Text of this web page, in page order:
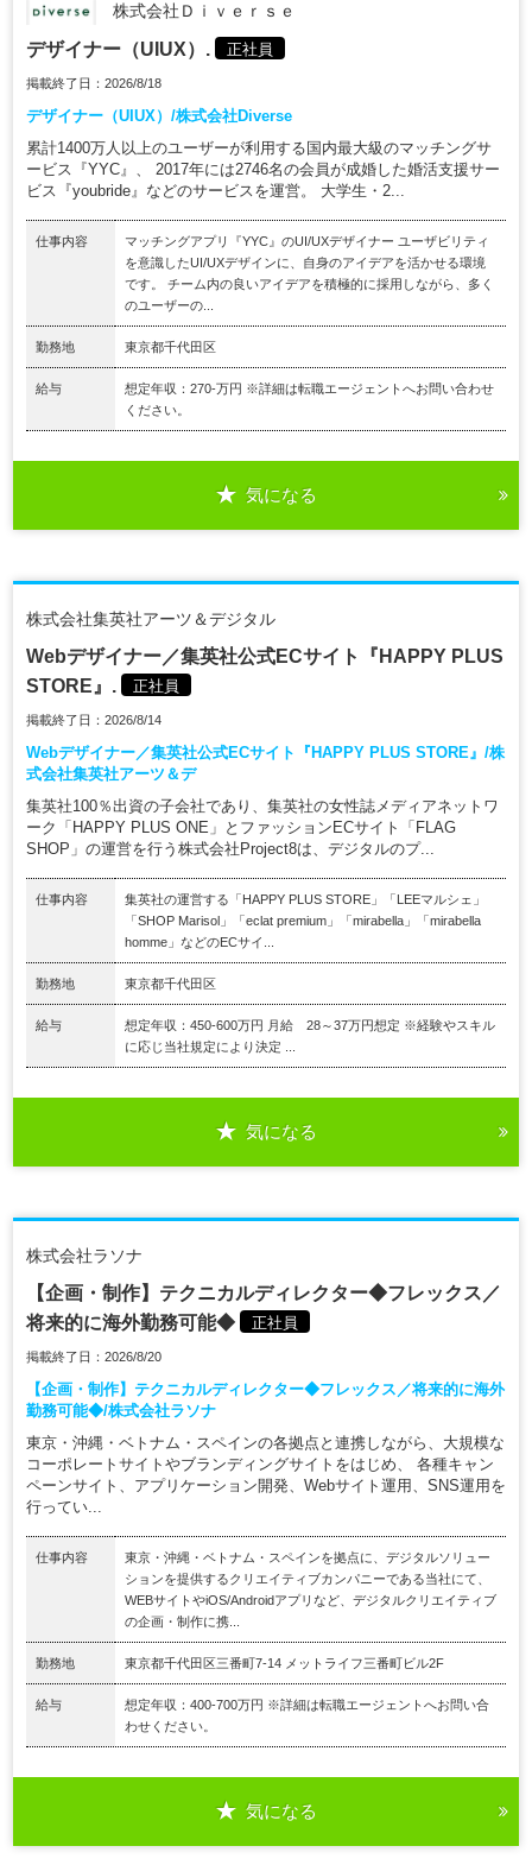
株式会社Ｄｉｖｅｒｓｅ
デザイナー（UIUX）. 正社員
掲載終了日：2026/8/18
デザイナー（UIUX）/株式会社Diverse
累計1400万人以上のユーザーが利用する国内最大級のマッチングサ
ービス『YYC』、 2017年には2746名の会員が成婚した婚活支援サー
ビス『youbride』などのサービスを運営。 大学生・2...
仕事内容
マッチングアプリ『YYC』のUI/UXデザイナー ユーザビリティ
を意識したUI/UXデザインに、自身のアイデアを活かせる環境
です。 チーム内の良いアイデアを積極的に採用しながら、多く
のユーザーの...
勤務地 東京都千代田区
給与
想定年収：270-万円 ※詳細は転職エージェントへお問い合わせ
ください。
気になる
株式会社集英社アーツ＆デジタル
Webデザイナー／集英社公式ECサイト『HAPPY PLUS
STORE』.
正社員
掲載終了日：2026/8/14
Webデザイナー／集英社公式ECサイト『HAPPY PLUS STORE』/株
式会社集英社アーツ＆デ
集英社100％出資の子会社であり、集英社の女性誌メディアネットワ
ーク「HAPPY PLUS ONE」とファッションECサイト「FLAG
SHOP」の運営を行う株式会社Project8は、デジタルのプ...
仕事内容
集英社の運営する「HAPPY PLUS STORE」「LEEマルシェ」
「SHOP Marisol」「eclat premium」「mirabella」「mirabella
homme」などのECサイ...
勤務地 東京都千代田区
給与
想定年収：450-600万円 月給 28～37万円想定 ※経験やスキル
に応じ当社規定により決定 ...
気になる
株式会社ラソナ
【企画・制作】テクニカルディレクター◆フレックス／
将来的に海外勤務可能◆
正社員
掲載終了日：2026/8/20
【企画・制作】テクニカルディレクター◆フレックス／将来的に海外
勤務可能◆/株式会社ラソナ
東京・沖縄・ベトナム・スペインの各拠点と連携しながら、大規模な
コーポレートサイトやブランディングサイトをはじめ、 各種キャン
ペーンサイト、アプリケーション開発、Webサイト運用、SNS運用を
行ってい...
仕事内容
東京・沖縄・ベトナム・スペインを拠点に、デジタルソリュー
ションを提供するクリエイティブカンパニーである当社にて、
WEBサイトやiOS/Androidアプリなど、デジタルクリエイティブ
の企画・制作に携...
勤務地 東京都千代田区三番町7-14 メットライフ三番町ビル2F
給与
想定年収：400-700万円 ※詳細は転職エージェントへお問い合
わせください。
気になる